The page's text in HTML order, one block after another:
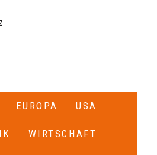
EUROPA USA
WIRTSCHAFT